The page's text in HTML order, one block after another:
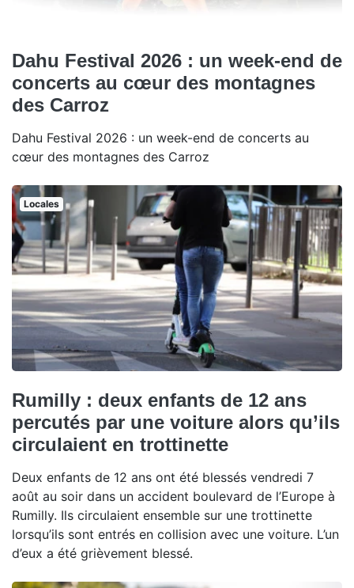
Dahu Festival 2026 : un week-end de
concerts au cœur des montagnes
des Carroz
Dahu Festival 2026 : un week-end de concerts au
cœur des montagnes des Carroz
Locales
Rumilly : deux enfants de 12 ans
percutés par une voiture alors qu’ils
circulaient en trottinette
Deux enfants de 12 ans ont été blessés vendredi 7
août au soir dans un accident boulevard de l’Europe à
Rumilly. Ils circulaient ensemble sur une trottinette
lorsqu’ils sont entrés en collision avec une voiture. L’un
d’eux a été grièvement blessé.